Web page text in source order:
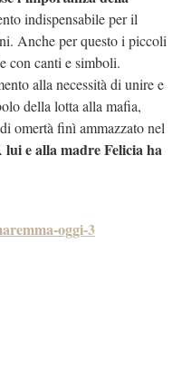
indispensabile per il
Anche per questo i piccoli
con canti e simboli.
alla necessità di unire e
della lotta alla mafia,
omertà finì ammazzato nel
lui e alla madre Felicia ha